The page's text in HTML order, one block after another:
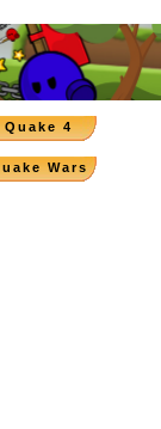
Quake 4
Wars